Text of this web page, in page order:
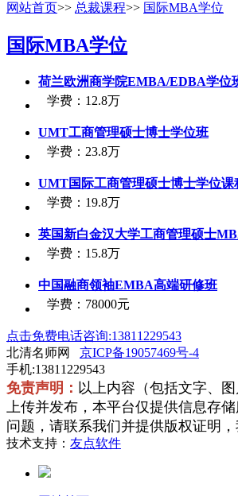
网站首页>> 总裁课程>> 国际MBA学位
国际MBA学位
荷兰欧洲商学院EMBA/EDBA学位
学费 ： 12.8万
UMT工商管理硕士博士学位班
学费 ： 23.8万
UMT国际工商管理硕士博士学位课
学费 ： 19.8万
英国新白金汉大学工商管理硕士
学费 ： 15.8万
中国融商领袖EMBA高端研修班
学费 ： 78000元
点击免费电话咨询:13811229543
北清名师网 京ICP备19057469号-4
手机:13811229543
免责声明： 以上内容（包括文字、
上传并发布，本平台仅提供信息存
问题，请联系我们并提供版权证明，
技术支持： 友点软件